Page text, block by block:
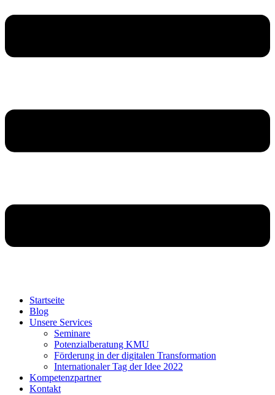
Startseite
Blog
Unsere Services
Seminare
Potenzialberatung KMU
Förderung in der digitalen Transformation
Internationaler Tag der Idee 2022
Kompetenzpartner
Kontakt